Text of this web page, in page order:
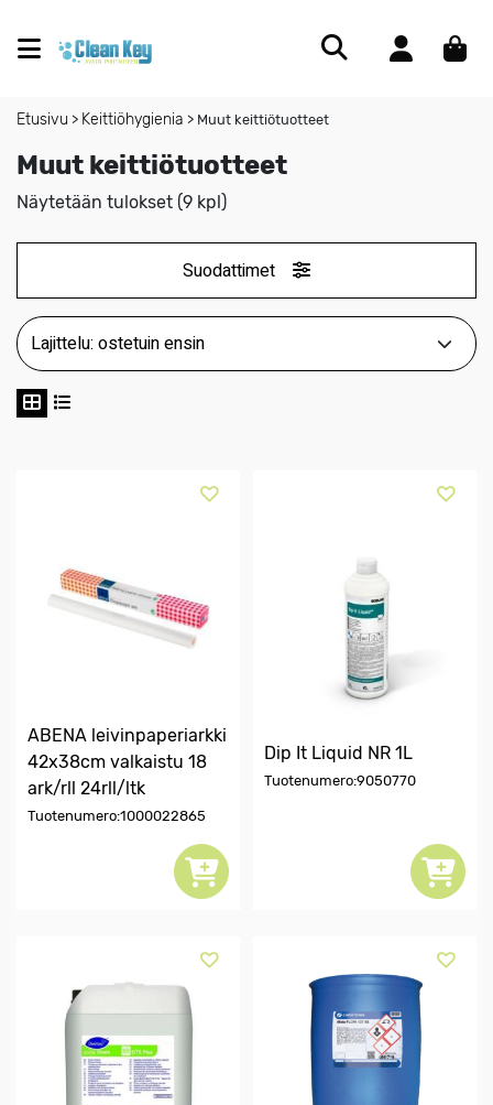
Etusivu > Keittiöhygienia > Muut keittiötuotteet
Muut keittiötuotteet
Näytetään tulokset (9 kpl)
Suodattimet
ABENA leivinpaperiarkki
42x38cm valkaistu 18
ark/rll 24rll/ltk
Tuotenumero:1000022865
Dip It Liquid NR 1L
Tuotenumero:9050770